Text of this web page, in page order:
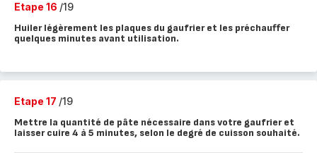
Etape 16 /19
Huiler légèrement les plaques du gaufrier et les préchauffer
quelques minutes avant utilisation.
Etape 17 /19
Mettre la quantité de pâte nécessaire dans votre gaufrier et
laisser cuire 4 à 5 minutes, selon le degré de cuisson souhaité.